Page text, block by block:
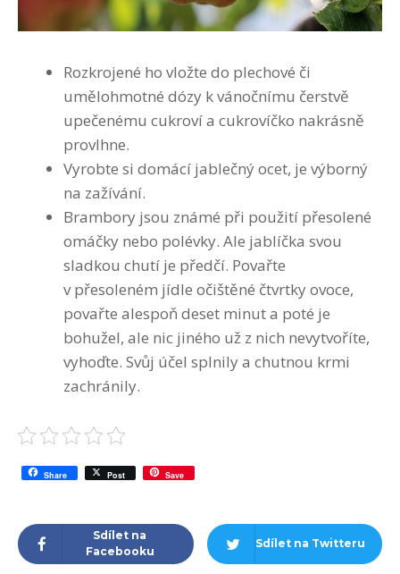
Rozkrojené ho vložte do plechové či
umělohmotné dózy k vánočnímu čerstvě
upečenému cukroví a cukrovíčko nakrásně
provlhne.
Vyrobte si domácí jablečný ocet, je výborný
na zažívání.
Brambory jsou známé při použití přesolené
omáčky nebo polévky. Ale jablíčka svou
sladkou chutí je předčí. Povařte
v přesoleném jídle očištěné čtvrtky ovoce,
povařte alespoň deset minut a poté je
bohužel, ale nic jiného už z nich nevytvoříte,
vyhoďte. Svůj účel splnily a chutnou krmi
zachránily.
Share Post Save
Sdílet na
Facebooku
Sdílet na Twitteru